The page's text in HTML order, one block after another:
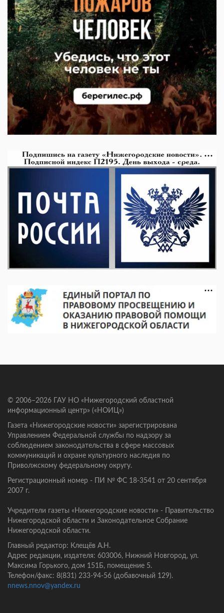
© 2006–2026 ГАУ НО «Нижегородский областной
информационный центр» («НОИЦ»)
Газета «Нижегородские новости» зарегистрирована
Управлением Федеральной службы по надзору за
соблюдением законодательства в сфере массовых
коммуникаций и охране культурного наследия по
Приволжскому федеральному округу.
Регистрационный номер - ПИ № ФС 18-3541 от 20 сентября
2007 г.
Учредители газеты «Нижегородские новости» - Правительство
Нижегородской области и Законодательное Собрание
Нижегородской области.
Главный редактор: Клещёв А.Н.
Адрес редакции, издателя: 603006, Нижний Новгород, ул.
Максима Горького, дом 151Б, помещение 5.
Телефон/факс: 8(831) 233-94-56 (добавочный 129).
nnews.nnov@yandex.ru